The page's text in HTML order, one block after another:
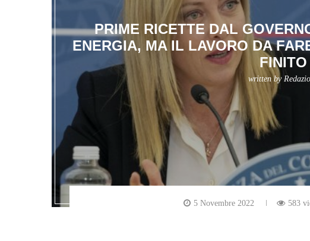
PRIME RICETTE DAL
ENERGIA, MA IL LAVORO DA
FINITO
written by
5 Novembre 2022 583